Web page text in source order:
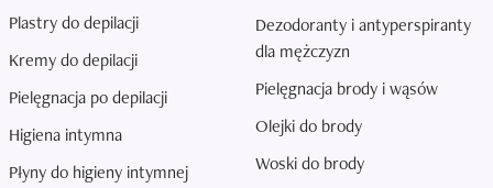
Plastry do depilacji
Kremy do depilacji
Pielęgnacja po depilacji
Higiena intymna
Płyny do higieny intymnej
Dezodoranty i antyperspiranty
dla mężczyzn
Pielęgnacja brody i wąsów
Olejki do brody
Woski do brody